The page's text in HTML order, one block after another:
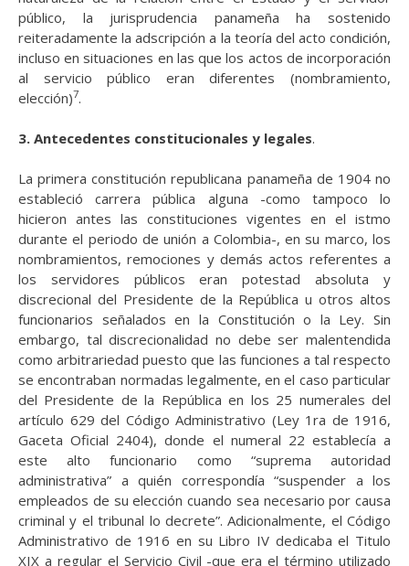
público, la jurisprudencia panameña ha sostenido
reiteradamente la adscripción a la teoría del acto condición,
incluso en situaciones en las que los actos de incorporación
al servicio público eran diferentes (nombramiento,
elección)7.
3. Antecedentes constitucionales y legales.
La primera constitución republicana panameña de 1904 no
estableció carrera pública alguna -como tampoco lo
hicieron antes las constituciones vigentes en el istmo
durante el periodo de unión a Colombia-, en su marco, los
nombramientos, remociones y demás actos referentes a
los servidores públicos eran potestad absoluta y
discrecional del Presidente de la República u otros altos
funcionarios señalados en la Constitución o la Ley. Sin
embargo, tal discrecionalidad no debe ser malentendida
como arbitrariedad puesto que las funciones a tal respecto
se encontraban normadas legalmente, en el caso particular
del Presidente de la República en los 25 numerales del
artículo 629 del Código Administrativo (Ley 1ra de 1916,
Gaceta Oficial 2404), donde el numeral 22 establecía a
este alto funcionario como “suprema autoridad
administrativa” a quién correspondía “suspender a los
empleados de su elección cuando sea necesario por causa
criminal y el tribunal lo decrete”. Adicionalmente, el Código
Administrativo de 1916 en su Libro IV dedicaba el Titulo
XIX a regular el Servicio Civil -que era el término utilizado